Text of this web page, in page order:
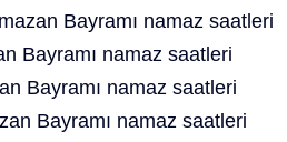
Bayramı namaz saatleri
Bayramı namaz saatleri
Bayramı namaz saatleri
Bayramı namaz saatleri